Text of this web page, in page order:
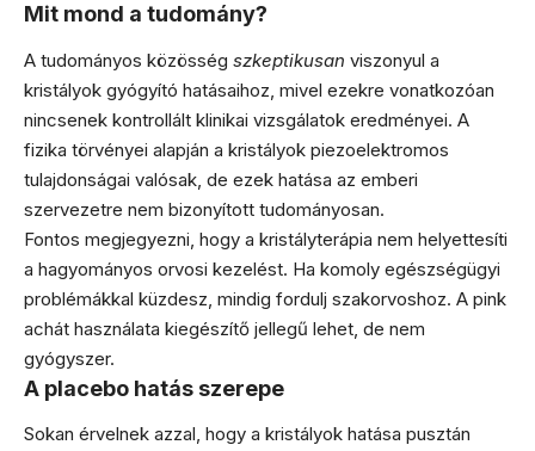
Mit mond a tudomány?
A tudományos közösség szkeptikusan viszonyul a
kristályok gyógyító hatásaihoz, mivel ezekre vonatkozóan
nincsenek kontrollált klinikai vizsgálatok eredményei. A
fizika törvényei alapján a kristályok piezoelektromos
tulajdonságai valósak, de ezek hatása az emberi
szervezetre nem bizonyított tudományosan.
Fontos megjegyezni, hogy a kristályterápia nem helyettesíti
a hagyományos orvosi kezelést. Ha komoly egészségügyi
problémákkal küzdesz, mindig fordulj szakorvoshoz. A pink
achát használata kiegészítő jellegű lehet, de nem
gyógyszer.
A placebo hatás szerepe
Sokan érvelnek azzal, hogy a kristályok hatása pusztán